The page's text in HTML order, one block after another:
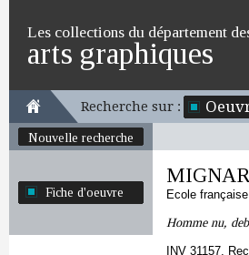
Les collections du département
arts graphiques
Recherche sur :
Nouvelle recherche
Fiche d'oeuvre Ecole française
Homme nu,
INV 31157,